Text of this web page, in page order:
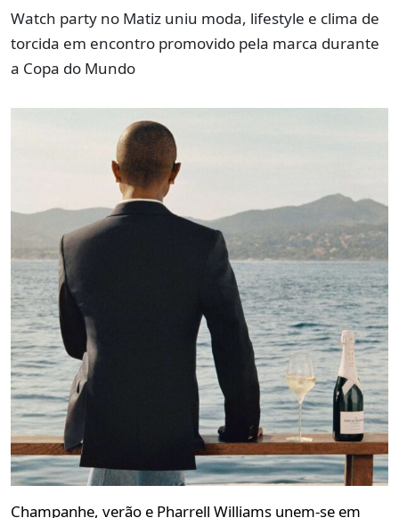
Watch party no Matiz uniu moda, lifestyle e clima de
torcida em encontro promovido pela marca durante
a Copa do Mundo
Champanhe, verão e Pharrell Williams unem-se em